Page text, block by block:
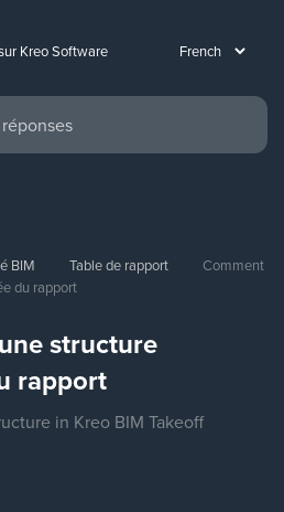
Kreo Software
BIM Table de rapport
Comment
du rapport
structure
rapport
in Kreo BIM Takeoff